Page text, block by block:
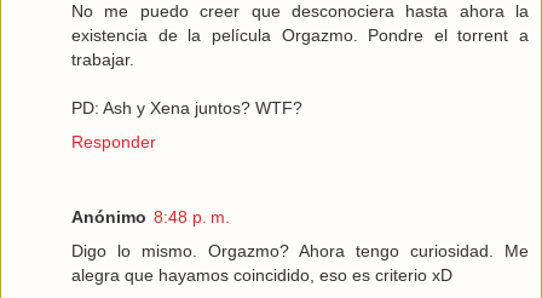
No me puedo creer que desconociera hasta ahora la
existencia de la película Orgazmo. Pondre el torrent a
trabajar.
PD: Ash y Xena juntos? WTF?
Responder
Anónimo 8:48 p. m.
Digo lo mismo. Orgazmo? Ahora tengo curiosidad. Me
alegra que hayamos coincidido, eso es criterio xD